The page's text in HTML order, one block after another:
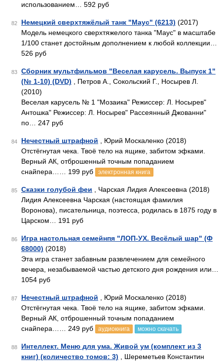
использованием… 592 руб
82 Немецкий сверхтяжёлый танк "Маус" (6213) (2017)
Модель немецкого сверхтяжелого танка "Маус" в масштабе
1/100 станет достойным дополнением к любой коллекции…
526 руб
83
Сборник мультфильмов "Веселая карусель. Выпуск 1"
(№ 1-10) (DVD) , Петров А., Сокольский Г., Носырев Л.
(2010)
Веселая карусель № 1 "Мозаика" Режиссер: Л. Носырев"
Антошка" Режиссер: Л. Носырев" Рассеянный Джованни"
по… 247 руб
84 Нечестный штрафной , Юрий Москаленко (2018)
Отстёгнутая чека. Твоё тело на ящике, забитом эфками.
Верный АК, отброшенный точным попаданием
снайпера…… 199 руб
электронная книга
85 Сказки голубой феи , Чарская Лидия Алексеевна (2018)
Лидия Алексеевна Чарская (настоящая фамилия
Воронова), писательница, поэтесса, родилась в 1875 году в
Царском… 191 руб
86
Игра настольная семейнпя "ЛОП-УХ. Весёлый шар" (Ф
68000) (2018)
Эта игра станет забавным развлечением для семейного
вечера, незабываемой частью детского дня рождения или…
1054 руб
87 Нечестный штрафной , Юрий Москаленко (2018)
Отстёгнутая чека. Твоё тело на ящике, забитом эфками.
Верный АК, отброшенный точным попаданием
снайпера…… 249 руб
аудиокнига можно скачать
88
Интеллект. Меню для ума. Живой ум (комплект из 3
книг) (количество томов: 3) , Шереметьев Константин